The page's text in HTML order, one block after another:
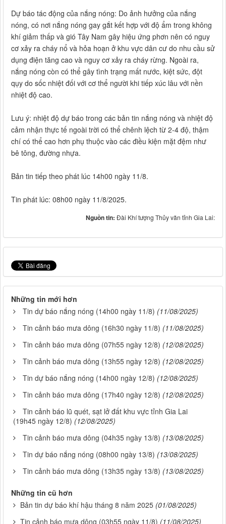
Dự báo tác động của nắng nóng: Do ảnh hưởng của nắng
nóng, có nơi nắng nóng gay gắt kết hợp với độ ẩm trong không
khí giảm thấp và gió Tây Nam gây hiệu ứng phơn nên có nguy
cơ xảy ra cháy nổ và hỏa hoạn ở khu vực dân cư do nhu cầu sử
dụng điện tăng cao và nguy cơ xảy ra cháy rừng. Ngoài ra,
nắng nóng còn có thể gây tình trạng mất nước, kiệt sức, đột
qụy do sốc nhiệt đối với cơ thể người khi tiếp xúc lâu với nền
nhiệt độ cao.
Lưu ý: nhiệt độ dự báo trong các bản tin nắng nóng và nhiệt độ
cảm nhận thực tế ngoài trời có thể chênh lệch từ 2-4 độ, thậm
chí có thể cao hơn phụ thuộc vào các điều kiện mặt đệm như
bê tông, đường nhựa.
Bản tin tiếp theo phát lúc 14h00 ngày 11/8.
Tin phát lúc: 08h00 ngày 11/8/2025.
Nguồn tin: Đài Khí tượng Thủy văn tỉnh Gia Lai:
Những tin mới hơn
Tin dự báo nắng nóng (14h00 ngày 11/8) (11/08/2025)
Tin cảnh báo mưa dông (16h30 ngày 11/8) (11/08/2025)
Tin cảnh báo mưa dông (07h55 ngày 12/8) (12/08/2025)
Tin cảnh báo mưa dông (13h55 ngày 12/8) (12/08/2025)
Tin dự báo nắng nóng (14h00 ngày 12/8) (12/08/2025)
Tin cảnh báo mưa dông (17h40 ngày 12/8) (12/08/2025)
Tin cảnh báo lũ quét, sạt lở đất khu vực tỉnh Gia Lai
(19h45 ngày 12/8) (12/08/2025)
Tin cảnh báo mưa dông (04h35 ngày 13/8) (13/08/2025)
Tin dự báo nắng nóng (08h00 ngày 13/8) (13/08/2025)
Tin cảnh báo mưa dông (13h35 ngày 13/8) (13/08/2025)
Những tin cũ hơn
Bản tin dự báo khí hậu tháng 8 năm 2025 (01/08/2025)
Tin cảnh báo mưa dông (03h55 ngày 11/8) (11/08/2025)